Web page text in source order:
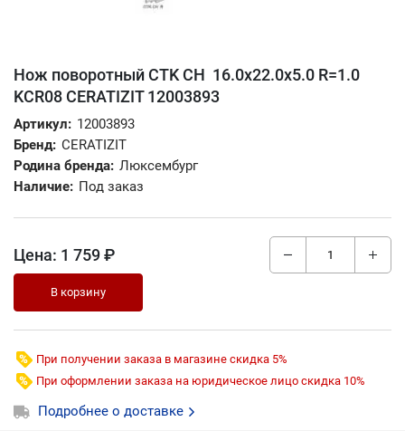
Нож поворотный CTK CH 16.0x22.0x5.0 R=1.0
KCR08 CERATIZIT 12003893
Артикул: 12003893
Бренд: CERATIZIT
Родина бренда: Люксембург
Наличие: Под заказ
Цена: 1 759 ₽
В корзину
При получении заказа в магазине скидка 5%
При оформлении заказа на юридическое лицо скидка 10%
Подробнее о доставке